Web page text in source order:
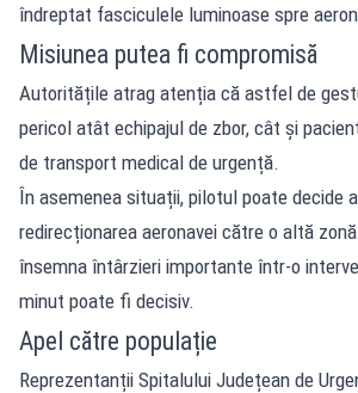
îndreptat fasciculele luminoase spre
Misiunea putea fi compromisă
Autoritățile atrag atenția că astfel de
pericol atât echipajul de zbor, cât și
de transport medical de urgență.
În asemenea situații, pilotul poate decide
redirecționarea aeronavei către o altă
însemna întârzieri importante într-o
minut poate fi decisiv.
Apel către populație
Reprezentanții Spitalului Județean de